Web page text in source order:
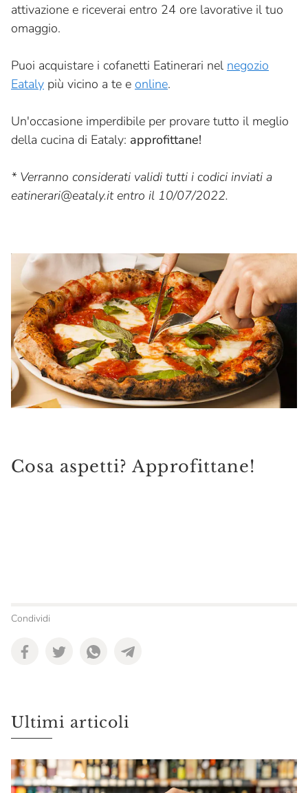
attivazione e riceverai entro 24 ore lavorative il tuo
omaggio.
Puoi acquistare i cofanetti Eatinerari nel negozio
Eataly più vicino a te e online.
Un'occasione imperdibile per provare tutto il meglio
della cucina di Eataly: approfittane!
* Verranno considerati validi tutti i codici inviati a
eatinerari@eataly.it entro il 10/07/2022.
Cosa aspetti? Approfittane!
Condividi
Ultimi articoli